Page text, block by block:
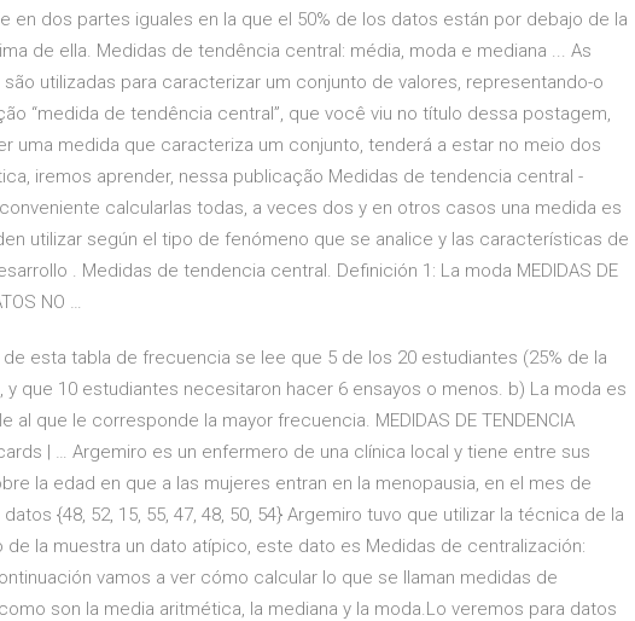
en dos partes iguales en la que el 50% de los datos están por debajo de la
de ella. Medidas de tendência central: média, moda e mediana ... As
utilizadas para caracterizar um conjunto de valores, representando-o
“medida de tendência central”, que você viu no título dessa postagem,
uma medida que caracteriza um conjunto, tenderá a estar no meio dos
iremos aprender, nessa publicação Medidas de tendencia central -
calcularlas todas, a veces dos y en otros casos una medida es
utilizar según el tipo de fenómeno que se analice y las características de
. Medidas de tendencia central. Definición 1: La moda MEDIDAS DE
NO …
esta tabla de frecuencia se lee que 5 de los 20 estudiantes (25% de la
y que 10 estudiantes necesitaron hacer 6 ensayos o menos. b) La moda es
al que le corresponde la mayor frecuencia. MEDIDAS DE TENDENCIA
| … Argemiro es un enfermero de una clínica local y tiene entre sus
la edad en que a las mujeres entran en la menopausia, en el mes de
{48, 52, 15, 55, 47, 48, 50, 54} Argemiro tuvo que utilizar la técnica de la
de la muestra un dato atípico, este dato es Medidas de centralización:
vamos a ver cómo calcular lo que se llaman medidas de
son la media aritmética, la mediana y la moda.Lo veremos para datos